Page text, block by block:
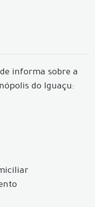
informa sobre a
do Iguaçu: